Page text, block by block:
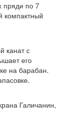
пряди по 7
компактный
канат с
его
на барабан.
Галичанин,